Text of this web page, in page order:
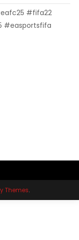
#fifa22
#easportsfifa
Themes.